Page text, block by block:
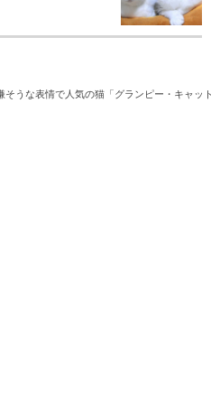
そうな表情で人気の猫「グランピー・キャッ